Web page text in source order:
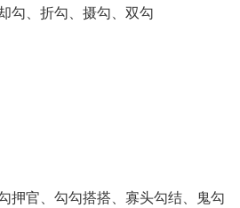
勾、折勾、摄勾、双勾
押官、勾勾搭搭、寡头勾结、鬼勾